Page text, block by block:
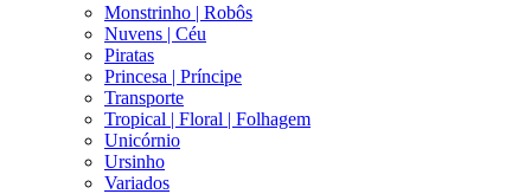
Monstrinho | Robôs
Nuvens | Céu
Piratas
Princesa | Príncipe
Transporte
Tropical | Floral | Folhagem
Unicórnio
Ursinho
Variados